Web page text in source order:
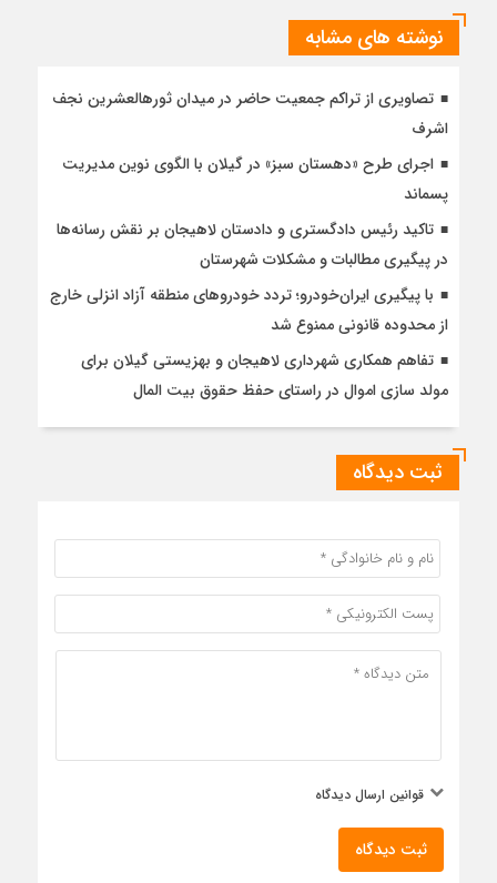
نوشته های مشابه
تصاویری از تراکم جمعیت حاضر در میدان ثورهالعشرین نجف
اشرف
اجرای طرح «دهستان سبز» در گیلان با الگوی نوین مدیریت
پسماند
تاکید رئیس دادگستری و دادستان لاهیجان بر نقش رسانه‌ها
در پیگیری مطالبات و مشکلات شهرستان
با پیگیری ایران‌خودرو؛ تردد خودروهای منطقه آزاد انزلی خارج
از محدوده قانونی ممنوع شد
تفاهم همکاری شهرداری لاهیجان و بهزیستی گیلان برای
مولد سازی اموال در راستای حفظ حقوق بیت المال
ثبت دیدگاه
قوانین ارسال دیدگاه
ثبت دیدگاه